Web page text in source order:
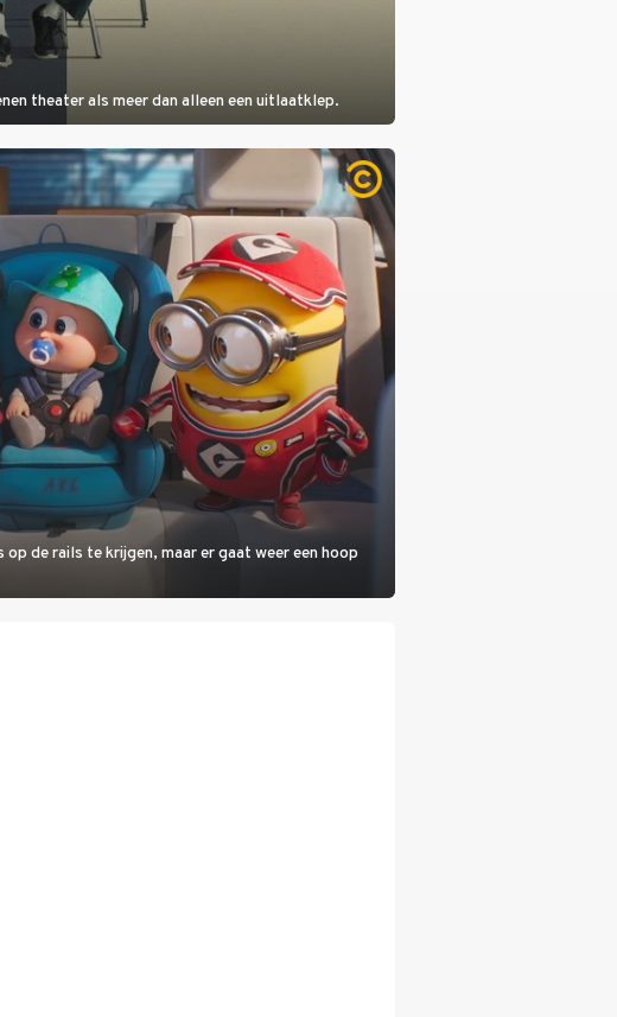
theater als meer dan alleen een uitlaatklep.
de rails te krijgen, maar er gaat weer een hoop